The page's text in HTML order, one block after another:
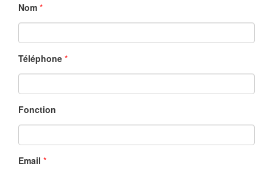
Nom *
Téléphone *
Fonction
Email *